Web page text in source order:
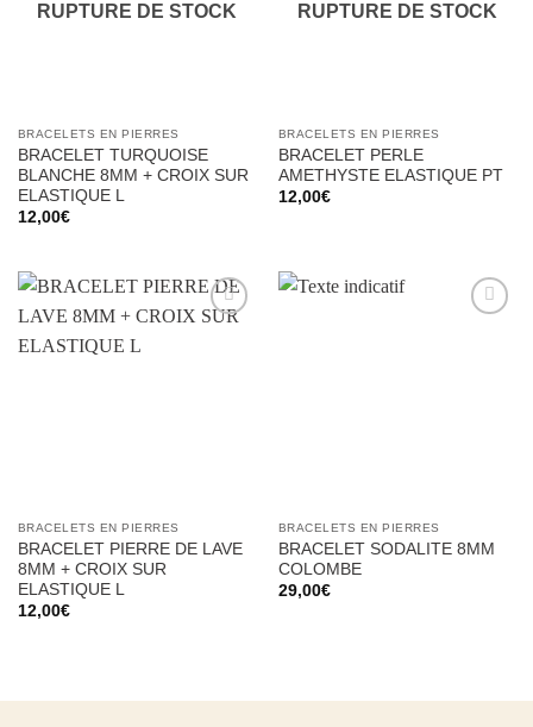
RUPTURE DE STOCK
BRACELETS EN PIERRES
BRACELET TURQUOISE
BLANCHE 8MM + CROIX SUR
ELASTIQUE L
12,00€
RUPTURE DE STOCK
BRACELETS EN PIERRES
BRACELET PERLE
AMETHYSTE ELASTIQUE PT
12,00€
BRACELETS EN PIERRES
BRACELET PIERRE DE LAVE
8MM + CROIX SUR
ELASTIQUE L
12,00€
BRACELETS EN PIERRES
BRACELET SODALITE 8MM
COLOMBE
29,00€